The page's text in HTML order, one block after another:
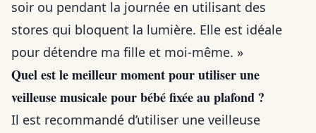
soir ou pendant la journée en utilisant des
stores qui bloquent la lumière. Elle est idéale
pour détendre ma fille et moi-même. »
Quel est le meilleur moment pour utiliser une
veilleuse musicale pour bébé fixée au plafond ?
Il est recommandé d’utiliser une veilleuse